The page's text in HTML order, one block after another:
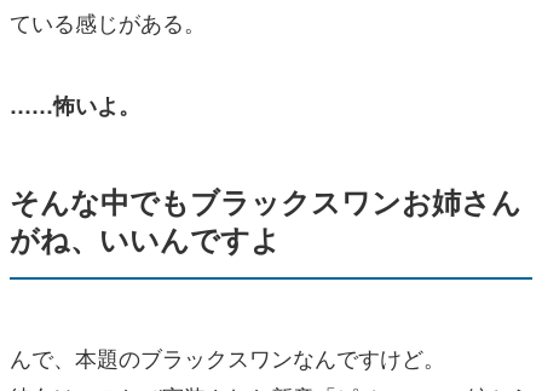
ている感じがある。
……怖いよ。
そんな中でもブラックスワンお姉さん
がね、いいんですよ
んで、本題のブラックスワンなんですけど。